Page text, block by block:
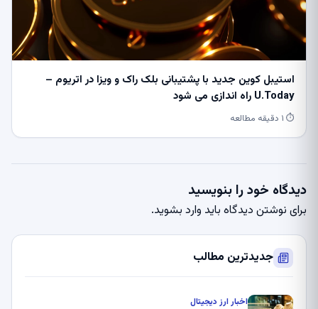
استیبل کوین جدید با پشتیبانی بلک راک و ویزا در اتریوم –
U.Today راه اندازی می شود
⏱ ۱ دقیقه مطالعه
دیدگاه خود را بنویسید
برای نوشتن دیدگاه باید وارد بشوید.
جدیدترین مطالب
اخبار ارز دیجیتال